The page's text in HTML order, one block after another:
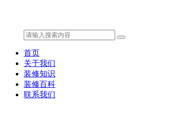
首页
关于我们
装修知识
装修百科
联系我们